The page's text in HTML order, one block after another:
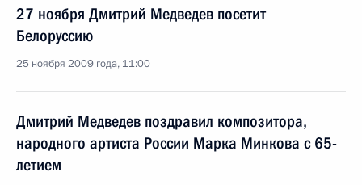
27 ноября Дмитрий Медведев посетит
Белоруссию
25 ноября 2009 года, 11:00
Дмитрий Медведев поздравил композитора,
народного артиста России Марка Минкова с 65-
летием